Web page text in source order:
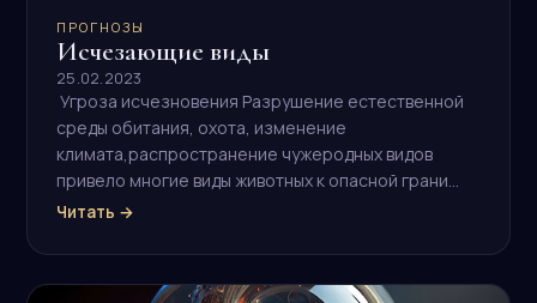
ПРОГНОЗЫ
Исчезающие виды
25.02.2023
Угроза исчезновения Разрушение естественной
среды обитания, охота, изменение
климата,распространение чужеродных видов
привело многие виды животных к опасной грани…
Читать →